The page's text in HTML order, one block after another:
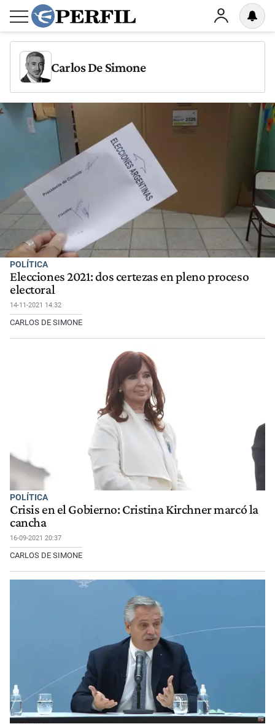
Carlos De Simone
POLÍTICA
Elecciones 2021: dos certezas en pleno proceso
electoral
14-11-2021 14:32
CARLOS DE SIMONE
POLÍTICA
Crisis en el Gobierno: Cristina Kirchner marcó la
cancha
16-09-2021 20:37
CARLOS DE SIMONE